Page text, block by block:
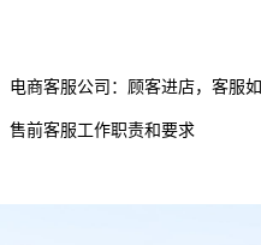
电商客服公司：顾客进店，客服
售前客服工作职责和要求